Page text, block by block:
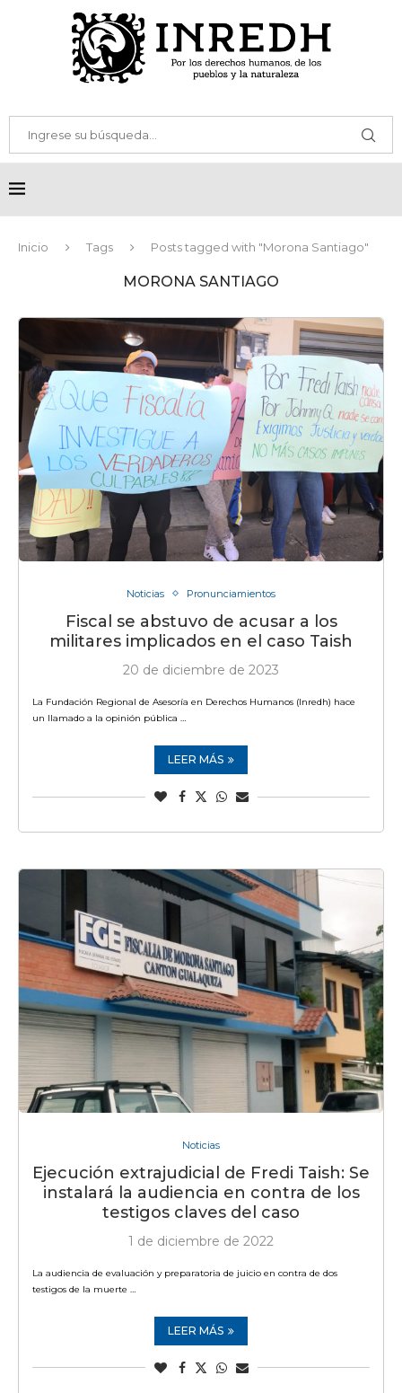
Inicio Tags Posts tagged with "Morona Santiago"
MORONA SANTIAGO
Noticias Pronunciamientos
Fiscal se abstuvo de acusar a los
militares implicados en el caso Taish
20 de diciembre de 2023
La Fundación Regional de Asesoría en Derechos Humanos (Inredh) hace
un llamado a la opinión pública …
LEER MÁS
Noticias
Ejecución extrajudicial de Fredi Taish: Se
instalará la audiencia en contra de los
testigos claves del caso
1 de diciembre de 2022
La audiencia de evaluación y preparatoria de juicio en contra de dos
testigos de la muerte …
LEER MÁS